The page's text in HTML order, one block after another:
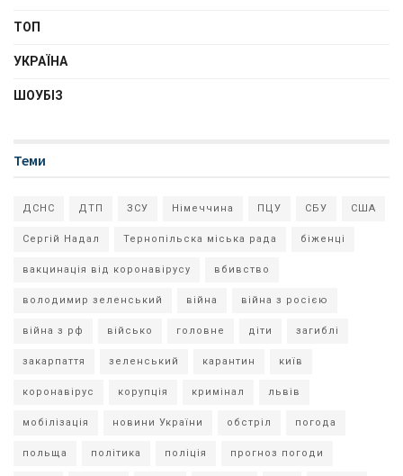
ТОП
УКРАЇНА
ШОУБІЗ
Теми
ДСНС ДТП ЗСУ Німеччина ПЦУ СБУ США
Сергій Надал Тернопільска міська рада біженці
вакцинація від коронавірусу вбивство
володимир зеленський війна війна з росією
війна з рф військо головне діти загиблі
закарпаття зеленський карантин київ
коронавірус корупція кримінал львів
мобілізація новини України обстріл погода
польща політика поліція прогноз погоди